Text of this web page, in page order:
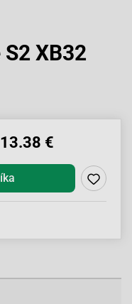
XB32
13.38 €